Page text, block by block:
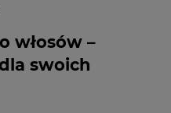
włosów –
swoich